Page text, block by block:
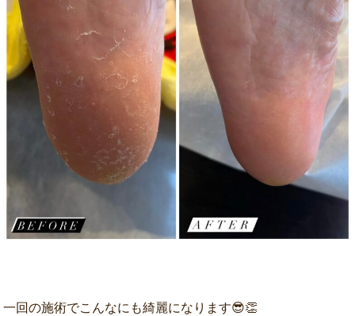
一回の施術でこんなにも綺麗になります😎👏